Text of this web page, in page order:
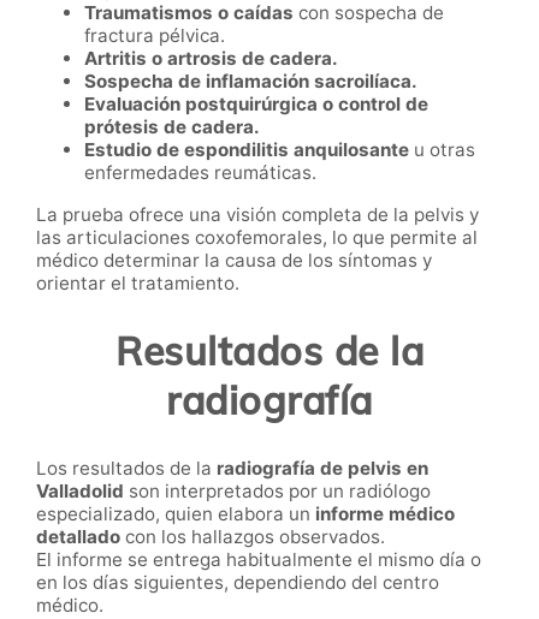
Traumatismos o caídas con sospecha de
fractura pélvica.
Artritis o artrosis de cadera.
Sospecha de inflamación sacroilíaca.
Evaluación postquirúrgica o control de
prótesis de cadera.
Estudio de espondilitis anquilosante u otras
enfermedades reumáticas.
La prueba ofrece una visión completa de la pelvis y
las articulaciones coxofemorales, lo que permite al
médico determinar la causa de los síntomas y
orientar el tratamiento.
Resultados de la
radiografía
Los resultados de la radiografía de pelvis en
Valladolid son interpretados por un radiólogo
especializado, quien elabora un informe médico
detallado con los hallazgos observados.
El informe se entrega habitualmente el mismo día o
en los días siguientes, dependiendo del centro
médico.